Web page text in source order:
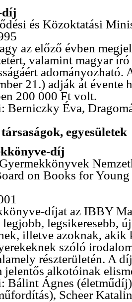
díj
és Közoktatási
az előző évben
valamint magyar
21.) adják át évente
200 000 Ft volt.
Berniczky Éva,
egyesületek
díj
on Books for
díjat az IBBY
legjobb, legsikeresebb,
illetve azoknak, akik
szóló
részterületén. A
alkotóinak
Bálint Ágnes
Scheer